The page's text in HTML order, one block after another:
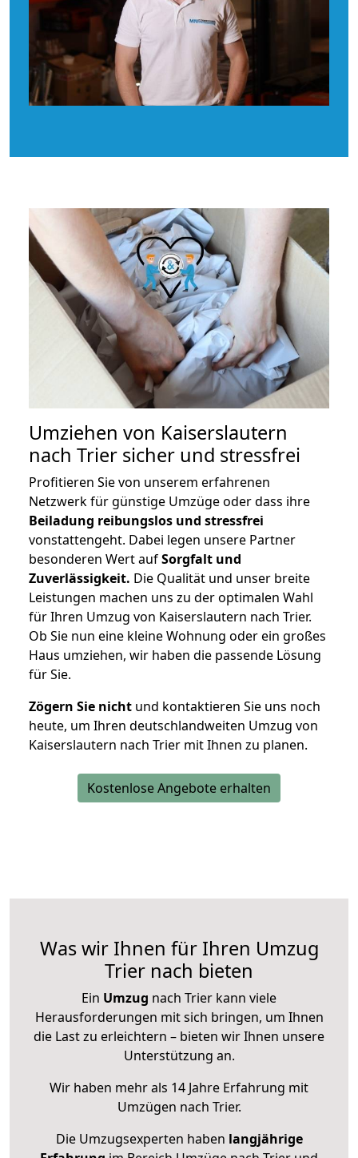
Umziehen von Kaiserslautern
nach Trier sicher und stressfrei
Profitieren Sie von unserem erfahrenen
Netzwerk für günstige Umzüge oder dass ihre
Beiladung reibungslos und stressfrei
vonstattengeht. Dabei legen unsere Partner
besonderen Wert aufSorgfalt und
Zuverlässigkeit. Die Qualität und unser breite
Leistungen machen uns zu der optimalen Wahl
für Ihren Umzug von Kaiserslautern nach Trier.
Ob Sie nun eine kleine Wohnung oder ein großes
Haus umziehen, wir haben die passende Lösung
für Sie.
Zögern Sie nicht und kontaktieren Sie uns noch
heute, um Ihren deutschlandweiten Umzug von
Kaiserslautern nach Trier mit Ihnen zu planen.
Kostenlose Angebote erhalten
Was wir Ihnen für Ihren Umzug
Trier nach bieten
Ein Umzug nach Trier kann viele
Herausforderungen mit sich bringen, um Ihnen
die Last zu erleichtern – bieten wir Ihnen unsere
Unterstützung an.
Wir haben mehr als 14 Jahre Erfahrung mit
Umzügen nach Trier.
Die Umzugsexperten haben langjährige